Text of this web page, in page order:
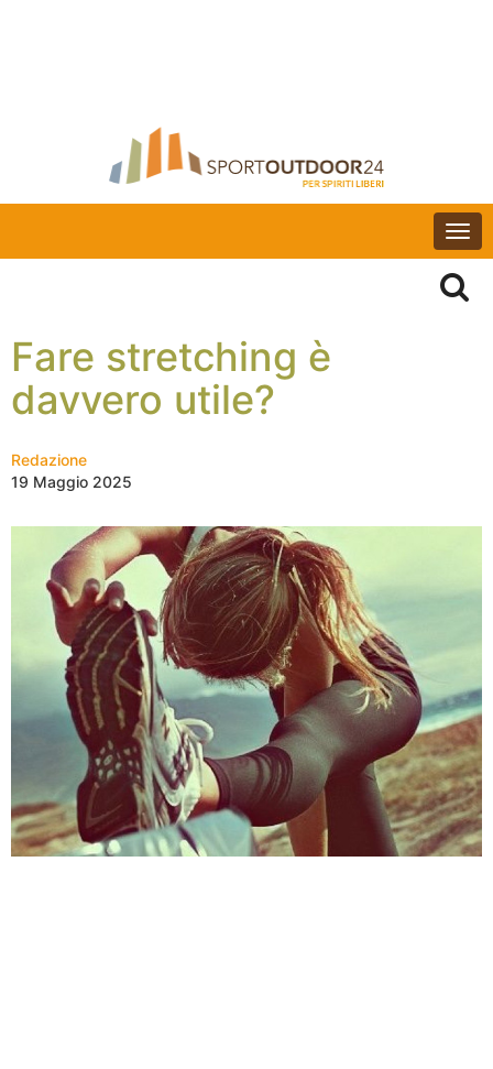
Fare stretching è
davvero utile?
Redazione
19 Maggio 2025